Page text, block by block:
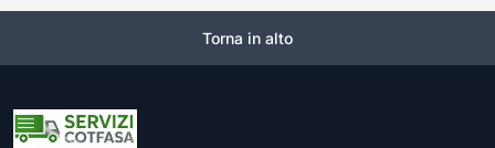
Torna in alto